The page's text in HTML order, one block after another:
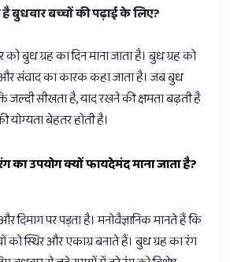
है बुधवार बच्चों की पढ़ाई के लिए?
को बुध ग्रह का दिन माना जाता है। बुध ग्रह को
संवाद का कारक कहा जाता है। जब बुध
जल्दी सीखता है, याद रखने की क्षमता बढ़ती है
बेहतर होती है।
का उपयोग क्यों फायदेमंद माना जाता है?
दिमाग पर पड़ता है। मनोवैज्ञानिक मानते हैं कि
स्थिर और एकाग्र बनाते हैं। बुध ग्रह का रंग